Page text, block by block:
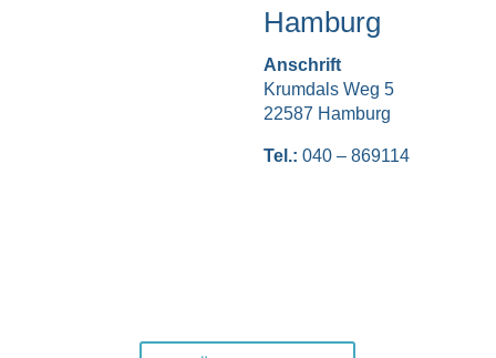
Hamburg
Anschrift
Krumdals Weg 5
22587 Hamburg
Tel.: 040 – 869114